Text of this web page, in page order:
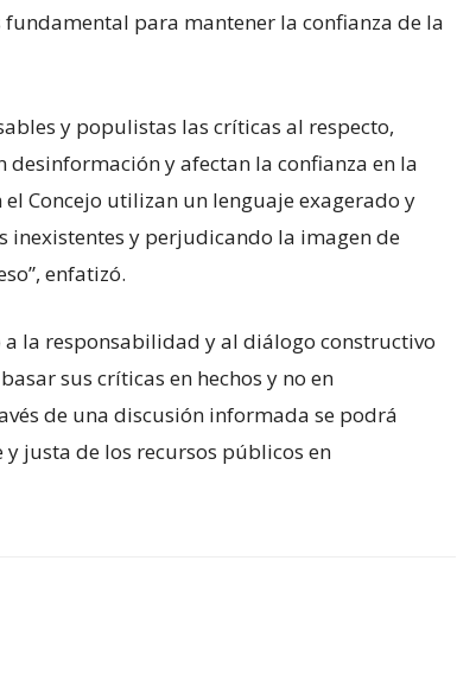
fundamental para mantener la confianza de la
y populistas las críticas al respecto,
y afectan la confianza en la
Concejo utilizan un lenguaje exagerado y
inexistentes y perjudicando la imagen de
enfatizó.
la responsabilidad y al diálogo constructivo
sus críticas en hechos y no en
de una discusión informada se podrá
justa de los recursos públicos en